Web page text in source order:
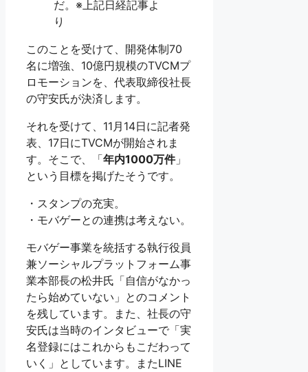
だ。※上記日経記事よ
り
このことを受けて、開発体制70
名に増強、10億円規模のTVCMプ
ロモーションを、代表取締役社長
の守安氏が決済します。
それを受けて、11月14日に記者発
表、17日にTVCMが開始されま
す。そこで、「年内1000万件」
という目標を掲げたそうです。
・スタンプの充実。
・モバゲーとの連携は考えない。
モバゲー事業を統括する執行役員
兼ソーシャルプラットフォーム事
業本部長の松井氏「自信がなかっ
たら始めていない」とのコメント
を残しています。また、社長の守
安氏は当時のインタビューで「実
名登録にはこれからもこだわって
いく」としています。またLINE